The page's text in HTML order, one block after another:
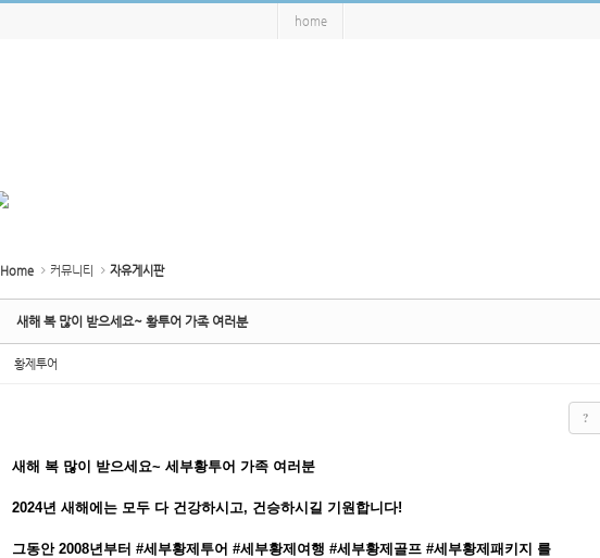
home
Home 커뮤니티 자유게시판
새해 복 많이 받으세요~ 황투어 가족 여러분
황제투어
?
새해 복 많이 받으세요~ 세부황투어 가족 여러분
2024년 새해에는 모두 다 건강하시고, 건승하시길 기원합니다!
그동안 2008년부터 #세부황제투어 #세부황제여행 #세부황제골프 #세부황제패키지 를